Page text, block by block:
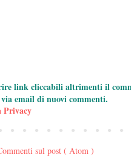
link cliccabili altrimenti il
email di nuovi commenti.
Privacy
sul post ( Atom )